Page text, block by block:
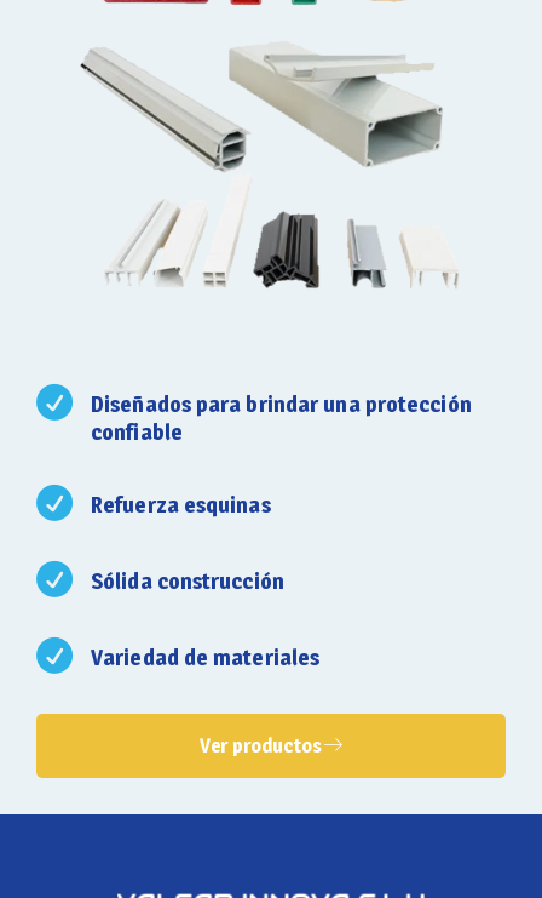
Diseñados para brindar una protección
confiable
Refuerza esquinas
Sólida construcción
Variedad de materiales
Ver productos